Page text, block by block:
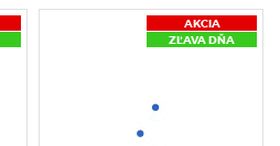
AKCIA
ZĽAVA DŇA